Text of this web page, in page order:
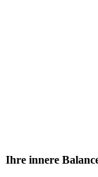
Ihre innere